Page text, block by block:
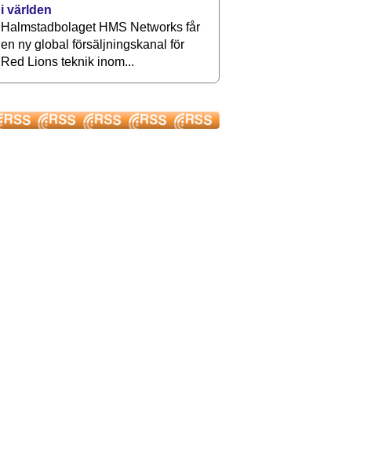
i världen
Halmstadbolaget HMS Networks får
en ny global försäljningskanal för
Red Lions teknik inom...